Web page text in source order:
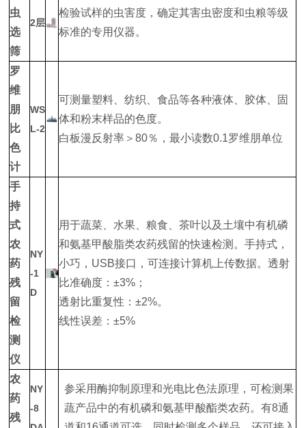
虫
选
筛
2层
检验试样的虫害度，确定其害虫密度和虫粮等级
标准的专用仪器。
罗
维
朋
比
色
计
WS
L-2
可测量塑料、纺织、食品等各种液体、胶体、固
体和粉末样品的色度。
白板漫反射率＞80％，最小读数0.1罗维朋单位
手
持
式
农
药
残
留
检
测
仪
NY
-1
D
用于蔬菜、水果、粮食、茶叶以及土壤中有机磷
和氨基甲酸脂类农药残留的快速检测。手持式，
小巧，USB接口，可连接计算机上传数据。透射
比准确度：±3%；
透射比重复性：±2%。
线性误差：±5%
农
药
残
NY
-8
参采用酶抑制原理和光电比色法原理，可检测果
蔬产品中的有机磷和氨基甲酸酯类农药。有8通